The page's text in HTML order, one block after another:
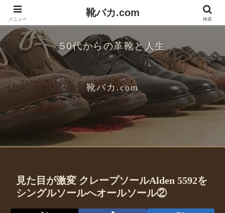
50代からの革靴と人生
靴バカ.com
見た目が激変 クレープソールAlden 5592を
シングルソールへオールソール②
メニュー
靴バカ.com
検索